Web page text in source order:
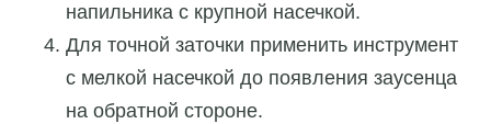
напильника с крупной насечкой.
Для точной заточки применить инструмент
с мелкой насечкой до появления заусенца
на обратной стороне.